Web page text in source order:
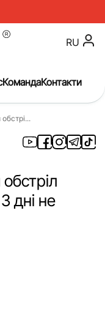
RU
КомандаКонтакти
дні не